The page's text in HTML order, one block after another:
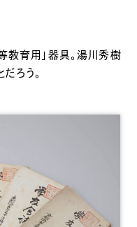
教育用」器具。湯川秀樹
ろう。